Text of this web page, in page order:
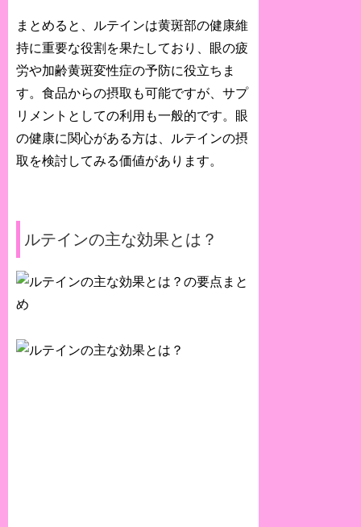
まとめると、ルテインは黄斑部の健康維
持に重要な役割を果たしており、眼の疲
労や加齢黄斑変性症の予防に役立ちま
す。食品からの摂取も可能ですが、サプ
リメントとしての利用も一般的です。眼
の健康に関心がある方は、ルテインの摂
取を検討してみる価値があります。
ルテインの主な効果とは？